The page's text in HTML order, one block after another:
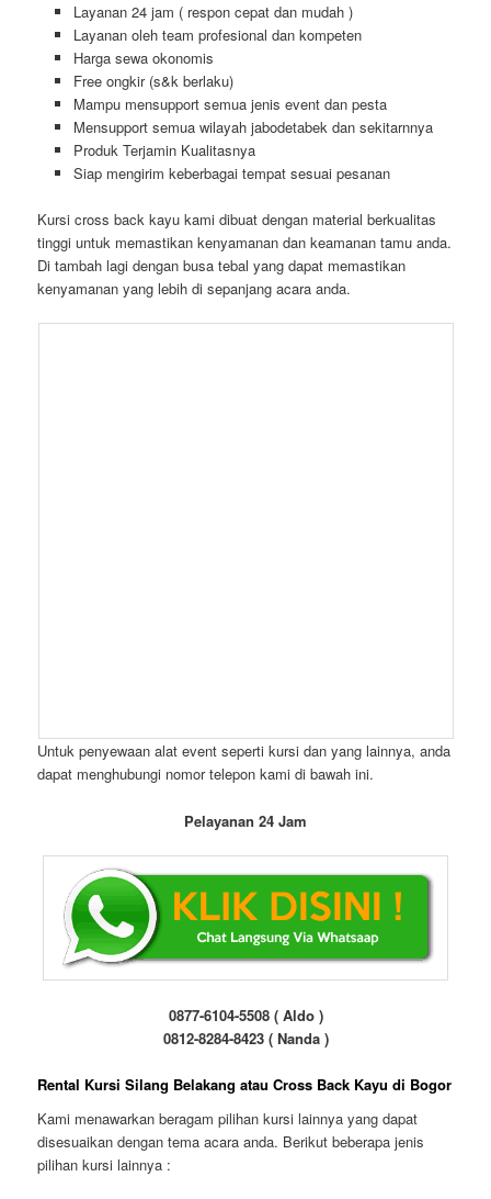
Layanan 24 jam ( respon cepat dan mudah )
Layanan oleh team profesional dan kompeten
Harga sewa okonomis
Free ongkir (s&k berlaku)
Mampu mensupport semua jenis event dan pesta
Mensupport semua wilayah jabodetabek dan sekitarnnya
Produk Terjamin Kualitasnya
Siap mengirim keberbagai tempat sesuai pesanan
Kursi cross back kayu kami dibuat dengan material berkualitas
tinggi untuk memastikan kenyamanan dan keamanan tamu anda.
Di tambah lagi dengan busa tebal yang dapat memastikan
kenyamanan yang lebih di sepanjang acara anda.
Untuk penyewaan alat event seperti kursi dan yang lainnya, anda
dapat menghubungi nomor telepon kami di bawah ini.
Pelayanan 24 Jam
0877-6104-5508 ( Aldo )
0812-8284-8423 ( Nanda )
Rental Kursi Silang Belakang atau Cross Back Kayu di Bogor
Kami menawarkan beragam pilihan kursi lainnya yang dapat
disesuaikan dengan tema acara anda. Berikut beberapa jenis
pilihan kursi lainnya :